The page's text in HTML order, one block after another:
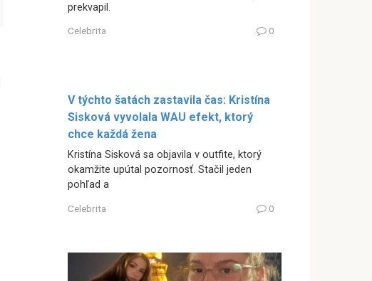
prekvapil.
Celebrita 0
V týchto šatách zastavila čas: Kristína
Sisková vyvolala WAU efekt, ktorý
chce každá žena
Kristína Sisková sa objavila v outfite, ktorý
okamžite upútal pozornosť. Stačil jeden
pohľad a
Celebrita 0